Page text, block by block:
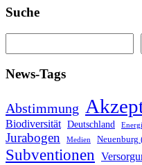
Suche
News-Tags
Abstimmung
Biodiversität Deutschland
Jurabogen Medien Neuenburg
Subventionen